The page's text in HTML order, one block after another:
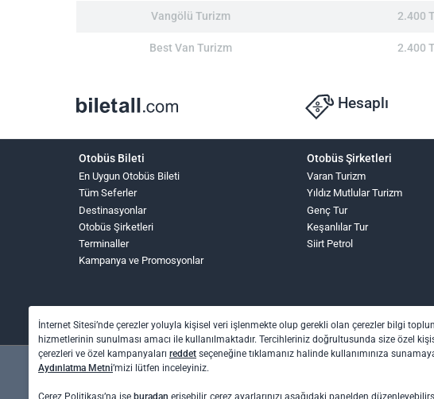
Vangölü Turizm 2.400
Best Van Turizm 2.400
Hesaplı
Otobüs Bileti
En Uygun Otobüs Bileti
Tüm Seferler
Destinasyonlar
Otobüs Şirketleri
Terminaller
Kampanya ve Promosyonlar
Otobüs Şirketleri
Varan Turizm
Yıldız Mutlular Turizm
Genç Tur
Keşanlılar Tur
Siirt Petrol
İnternet Sitesi’nde çerezler yoluyla kişisel veri işlenmekte olup gerekli olan çerezler bilgi
hizmetlerinin sunulması amacı ile kullanılmaktadır. Tercihleriniz doğrultusunda size özel
çerezleri ve özel kampanyaları reddet seçeneğine tıklamanız halinde kullanımınıza
Aydınlatma Metni’mizi lütfen inceleyiniz.
Çerez Politikası’na ise buradan erişebilir, çerez ayarlarınızı aşağıdaki panelden